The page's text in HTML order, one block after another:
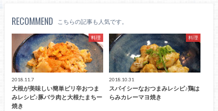
RECOMMEND こちらの記事も人気です。
料理
2018.11.7
大根が美味しい簡単ピリ辛おつま
みレシピ♪豚バラ肉と大根たまちー
焼き
料理
2018.10.31
スパイシーなおつまみレシピ♪鶏は
らみカレーマヨ焼き